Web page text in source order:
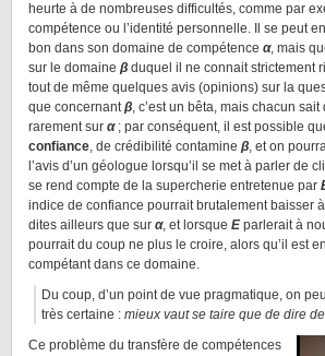
heurte à de nombreuses difficultés, comme par
compétence ou l’identité personnelle. Il se peut
bon dans son domaine de compétence α, mais
sur le domaine β duquel il ne connait strictement
tout de même quelques avis (opinions) sur la
que concernantβ, c’est un bêta, mais chacun sait
rarement sur α ; par conséquent, il est possible
confiance, de crédibilité contamine β, et on
l’avis d’un géologue lorsqu’il se met à parler de
se rend compte de la supercherie entretenue par
indice de confiance pourrait brutalement baisser
dites ailleurs que sur α, et lorsque Eparlerait à
pourrait du coup ne plus le croire, alors qu’il est
compétant dans ce domaine.
Du coup, d’un point de vue pragmatique, on
très certaine : mieux vaut se taire que de dire
Ce problème du transfère de compétences